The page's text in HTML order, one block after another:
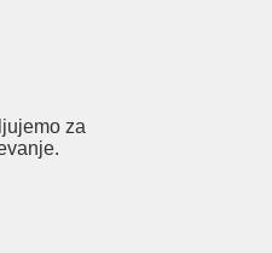
za